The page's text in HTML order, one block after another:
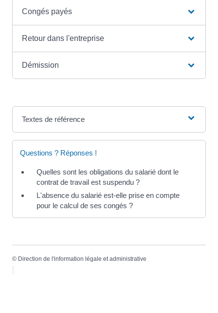
Congés payés
Retour dans l'entreprise
Démission
Textes de référence
Questions ? Réponses !
Quelles sont les obligations du salarié dont le
contrat de travail est suspendu ?
L'absence du salarié est-elle prise en compte
pour le calcul de ses congés ?
© Direction de l'information légale et administrative